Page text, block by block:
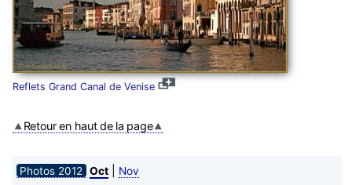
Reflets Grand Canal de Venise
Retour en haut de la page
Photos 2012 Oct|
Nov